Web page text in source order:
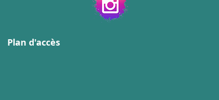
Plan d'accès